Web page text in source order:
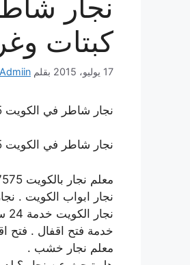
كبتات
17 يوليو، 2015 بقلم Admiin
نجار شاطر في الكويت 97477575 تركيب كبتات وغرف نوم في الكويت
نجار شاطر في الكويت 97477575 تركيب كبتات وغرف نوم في الكويت
معلم نجار بالكويت 97477575 خدمات نجار بالكويت . نجار الكويت . نجار قتح اقفال .
نجار ابواب الكويت .
نجار الكويت خدمة 24 ساعة . معلم نجار فتح اقفال .
خدمة فتح اقفال . فتح اقفال 24 ساعة . نجارين الكويت . نجار
معلم نجار خشب .